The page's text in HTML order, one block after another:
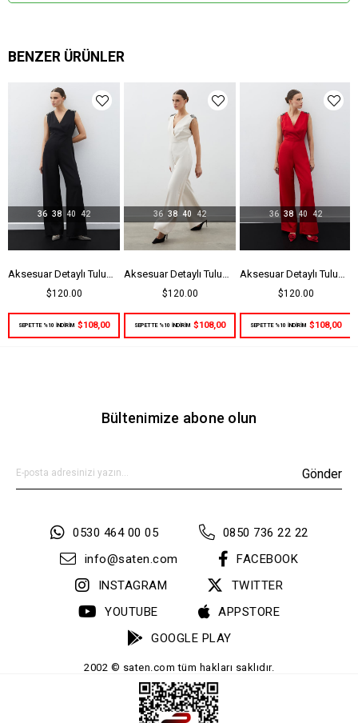
BENZER ÜRÜNLER
$120.00
36 38 40 42
SEPETTE %10 İNDİRİM $108,00
$120.00
36 38 40 42
SEPETTE %10 İNDİRİM $108,00
$120.00
36 38 40 42
SEPETTE %10 İNDİRİM $108,00
Bültenimize abone olun
Gönder
0530 464 00 05
0850 736 22 22
info@saten.com
FACEBOOK
INSTAGRAM
TWITTER
YOUTUBE
APPSTORE
GOOGLE PLAY
2002 © saten.com tüm hakları saklıdır.